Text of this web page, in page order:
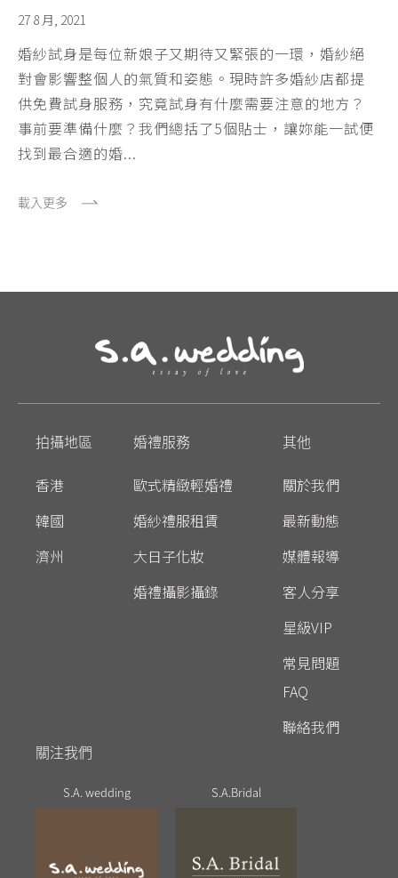
載入更多
27 8 月, 2021
婚紗試身是每位新娘子又期待又緊張的一環，婚紗絕
對會影響整個人的氣質和姿態。現時許多婚紗店都提
供免費試身服務，究竟試身有什麼需要注意的地方？
事前要準備什麼？我們總括了5個貼士，讓妳能一試便
找到最合適的婚...
拍攝地區
香港
韓國
濟州
婚禮服務
歐式精緻輕婚禮
婚紗禮服租賃
大日子化妝
婚禮攝影攝錄
其他
關於我們
最新動態
媒體報導
客人分享
星級VIP
常見問題
FAQ
聯絡我們
關注我們
S.A. wedding S.A.Bridal